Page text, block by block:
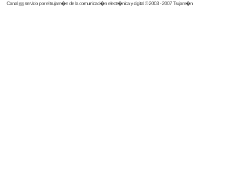
Canalrssservido por eltrujam�nde la comunicaci�n electr�nica y digital © 2003 - 2007 Trujam�n